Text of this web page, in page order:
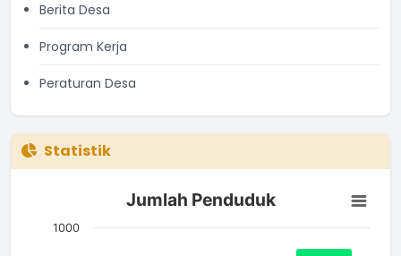
Berita Desa
Program Kerja
Peraturan Desa
Statistik
Jumlah Penduduk
Bar chart with 3 bars.
The chart has 1 X axis displaying categories.
Jumlah Penduduk
1000